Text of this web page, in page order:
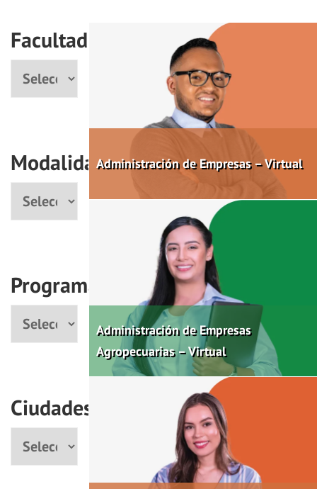
Facultad
Modalidad
Programas
Ciudades
Administración de Empresas – Virtual
Administración de Empresas
Agropecuarias – Virtual